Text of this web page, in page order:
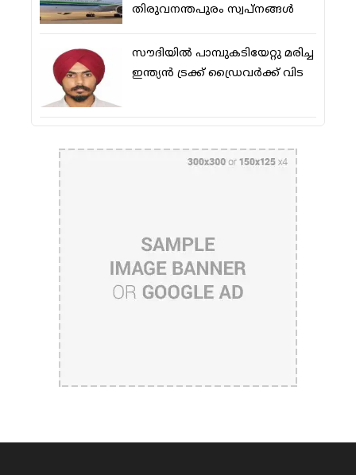
തിരുവനന്തപുരം സ്വപ്നങ്ങള്‍
സൗദിയിൽ പാമ്പുകടിയേറ്റു മരിച്ച
ഇന്ത്യൻ ട്രക്ക് ഡ്രൈവർക്ക് വിട